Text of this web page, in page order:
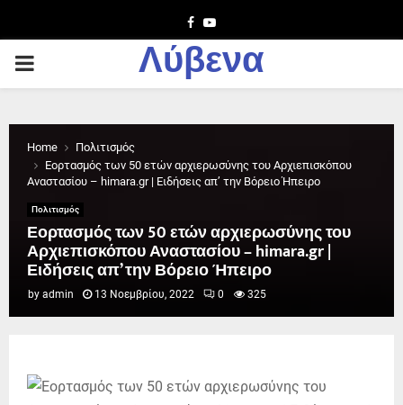
Facebook
Youtube
PRIMARY
Λύβενα
Home
Πολιτισμός
Εορτασμός των 50 ετών αρχιερωσύνης του Αρχιεπισκόπου
Αναστασίου – himara.gr | Ειδήσεις απ’ την Βόρειο Ήπειρο
Πολιτισμός
Εορτασμός των 50 ετών αρχιερωσύνης του
Αρχιεπισκόπου Αναστασίου – himara.gr |
Ειδήσεις απ’ την Βόρειο Ήπειρο
by admin 13 Νοεμβρίου, 2022 0 325